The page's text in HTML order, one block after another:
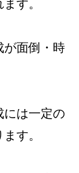
す。
が面倒・時
には一定の
す。